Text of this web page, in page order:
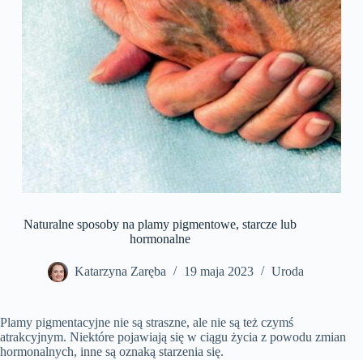
Naturalne sposoby na plamy pigmentowe, starcze lub
hormonalne
Katarzyna Zaręba 19 maja 2023 Uroda
Plamy pigmentacyjne nie są straszne, ale nie są też czymś
atrakcyjnym. Niektóre pojawiają się w ciągu życia z powodu zmian
hormonalnych, inne są oznaką starzenia się.